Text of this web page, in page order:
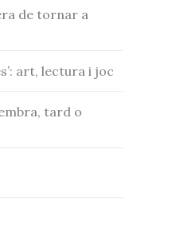
de tornar a
art, lectura i joc
tard o